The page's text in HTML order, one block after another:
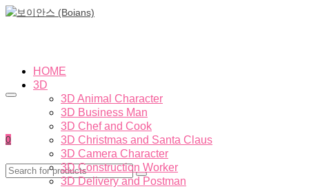
0
HOME
3D
3D Animal Character
3D Business Man
3D Chef and Cook
3D Christmas and Santa Claus
3D Camera Character
3D Construction Worker
3D Delivery and Postman